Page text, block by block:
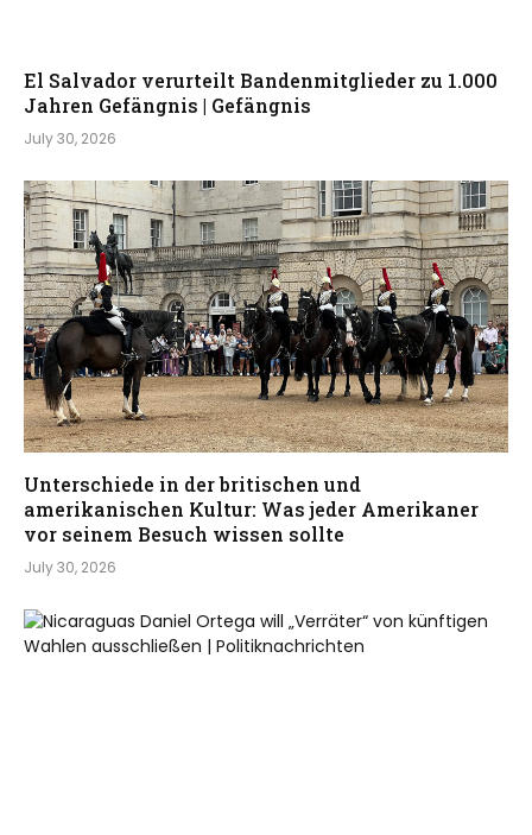
El Salvador verurteilt Bandenmitglieder zu 1.000
Jahren Gefängnis | Gefängnis
July 30, 2026
Unterschiede in der britischen und
amerikanischen Kultur: Was jeder Amerikaner
vor seinem Besuch wissen sollte
July 30, 2026